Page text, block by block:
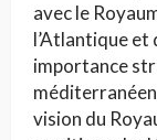
avec le
l’Atlantique et
importance
vision du